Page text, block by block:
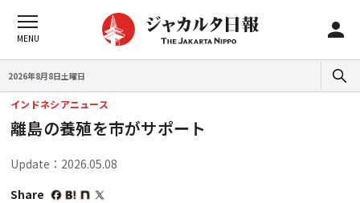
2026年8月8日土曜日
インドネシアニュース
離島の養殖を市がサポート
Update：2026.05.08
Share